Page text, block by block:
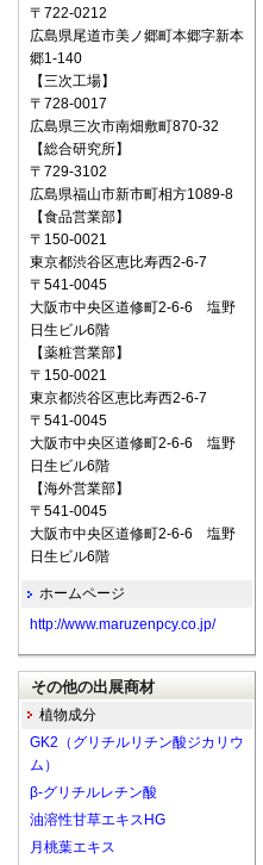
〒722‐0212
広島県尾道市美ノ郷町本郷字新本
郷1-140
【三次工場】
〒728-0017
広島県三次市南畑敷町870-32
【総合研究所】
〒729-3102
広島県福山市新市町相方1089-8
【食品営業部】
〒150‐0021
東京都渋谷区恵比寿西2-6-7
〒541‐0045
大阪市中央区道修町2-6-6 塩野
日生ビル6階
【薬粧営業部】
〒150‐0021
東京都渋谷区恵比寿西2-6-7
〒541‐0045
大阪市中央区道修町2-6-6 塩野
日生ビル6階
【海外営業部】
〒541-0045
大阪市中央区道修町2-6-6 塩野
日生ビル6階
ホームページ
http://www.maruzenpcy.co.jp/
その他の出展商材
植物成分
GK2（グリチルリチン酸ジカリウ
ム）
β-グリチルレチン酸
油溶性甘草エキスHG
月桃葉エキス